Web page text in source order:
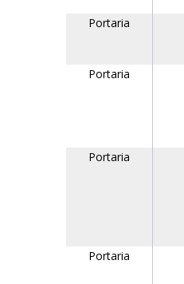
Portaria
Portaria
Portaria
Portaria